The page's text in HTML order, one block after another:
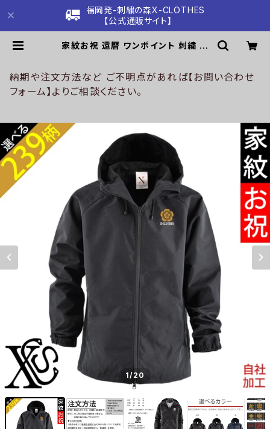
福岡発-刺繍の森X-CLOTHES
【公式通販サイト】
家紋お祝 還暦 ワンポイント 刺繍 オ
ー 自社ブランド ロゴ グッズ 柄 誕生
日 プレゼント 丸に 五瓜 桔梗 巴 藤
羽 菱 唐花 木瓜 蔦 桐 ori-am-jkt5
納期や注文方法など ご不明点があれば【お問い合わせ
フォーム】よりご相談ください。
1/20